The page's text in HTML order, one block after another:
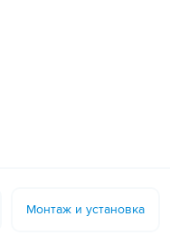
Монтаж и установка